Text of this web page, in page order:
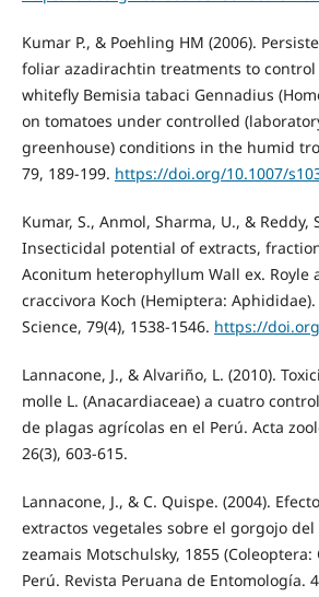
Kumar P., & Poehling HM (2006).
foliar azadirachtin treatments to control
whitefly Bemisia tabaci Gennadius
on tomatoes under controlled
greenhouse) conditions in the humid
79, 189-199. https://doi.org/10.1007/
Kumar, S., Anmol, Sharma, U., & Reddy,
Insecticidal potential of extracts,
Aconitum heterophyllum Wall ex. Royle
craccivora Koch (Hemiptera:
Science, 79(4), 1538-1546. https://
Lannacone, J., & Alvariño, L. (2010).
molle L. (Anacardiaceae) a cuatro
de plagas agrícolas en el Perú. Acta
26(3), 603-615.
Lannacone, J., & C. Quispe. (2004).
extractos vegetales sobre el gorgojo
zeamais Motschulsky, 1855
Perú. Revista Peruana de Entomología.